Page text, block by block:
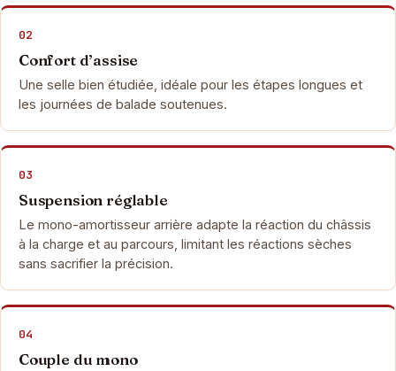
02
Confort d’assise
Une selle bien étudiée, idéale pour les étapes longues et
les journées de balade soutenues.
03
Suspension réglable
Le mono-amortisseur arrière adapte la réaction du châssis
à la charge et au parcours, limitant les réactions sèches
sans sacrifier la précision.
04
Couple du mono